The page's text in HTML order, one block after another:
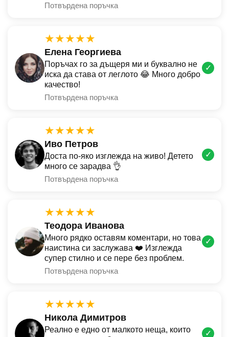
Потвърдена поръчка
★★★★★
Елена Георгиева
Поръчах го за дъщеря ми и буквално не
иска да става от леглото 😂 Много добро
качество!
Потвърдена поръчка
✓
★★★★★
Иво Петров
Доста по-яко изглежда на живо! Детето
много се зарадва 👌
Потвърдена поръчка
✓
★★★★★
Теодора Иванова
Много рядко оставям коментари, но това
наистина си заслужава ❤️ Изглежда
супер стилно и се пере без проблем.
Потвърдена поръчка
✓
★★★★★
Никола Димитров
Реално е едно от малкото неща, които
✓